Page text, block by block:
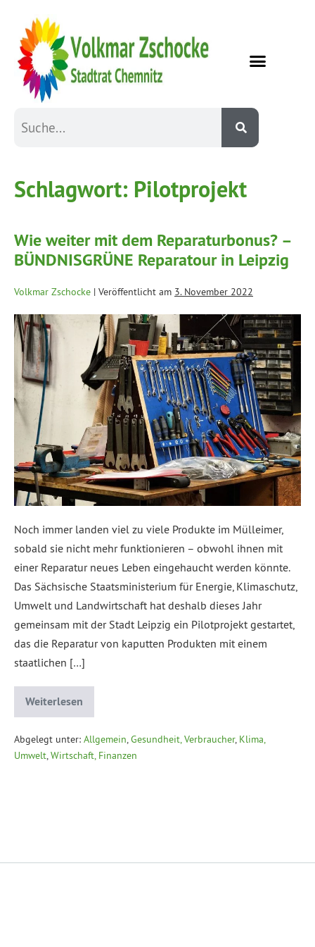
Schlagwort: Pilotprojekt
Wie weiter mit dem Reparaturbonus? –
BÜNDNISGRÜNE Reparatour in Leipzig
Volkmar Zschocke | Veröffentlicht am 3. November 2022
Noch immer landen viel zu viele Produkte im Mülleimer,
sobald sie nicht mehr funktionieren – obwohl ihnen mit
einer Reparatur neues Leben eingehaucht werden könnte.
Das Sächsische Staatsministerium für Energie, Klimaschutz,
Umwelt und Landwirtschaft hat deshalb dieses Jahr
gemeinsam mit der Stadt Leipzig ein Pilotprojekt gestartet,
das die Reparatur von kaputten Produkten mit einem
staatlichen […]
Weiterlesen
Abgelegt unter: Allgemein,Gesundheit, Verbraucher, Klima,
Umwelt,Wirtschaft, Finanzen